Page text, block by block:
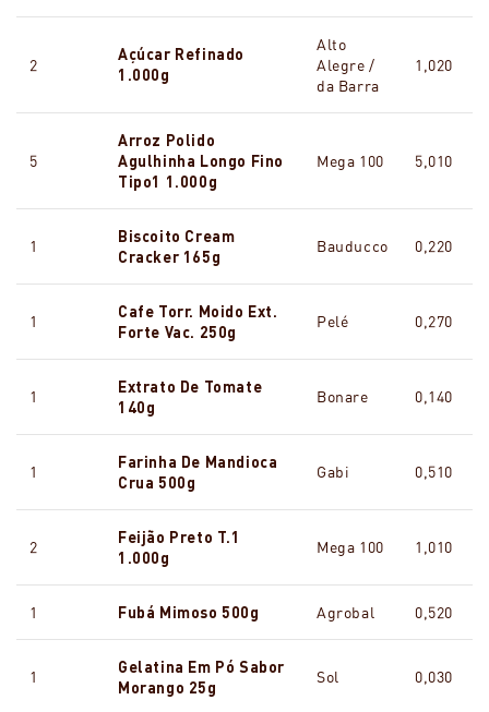
2
Açúcar Refinado
1.000g
Alto
Alegre /
da Barra
1,020
5
Arroz Polido
Agulhinha Longo Fino
Tipo1 1.000g
Mega 100 5,010
1
Biscoito Cream
Cracker 165g
Bauducco 0,220
1
Cafe Torr. Moido Ext.
Forte Vac. 250g
Pelé 0,270
1
Extrato De Tomate
140g
Bonare 0,140
1
Farinha De Mandioca
Crua 500g
Gabi 0,510
2
Feijão Preto T.1
1.000g
Mega 100 1,010
1 Fubá Mimoso 500g Agrobal 0,520
1
Gelatina Em Pó Sabor
Morango 25g
Sol 0,030